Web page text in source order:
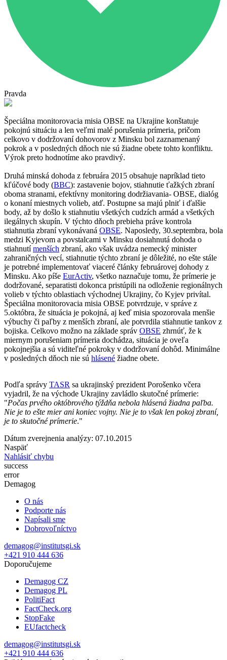
Pravda
Špeciálna monitorovacia misia OBSE na Ukrajine konštatuje
pokojnú situáciu a len veľmi malé porušenia prímeria, pričom
celkovo v dodržovaní dohovorov z Minsku bol zaznamenaný
pokrok a v posledných dňoch nie sú žiadne obete tohto konfliktu.
Výrok preto hodnotíme ako pravdivý.
Druhá minská dohoda z februára 2015 obsahuje napríklad tieto
kľúčové body (BBC): zastavenie bojov, stiahnutie ťažkých zbraní
oboma stranami, efektívny monitoring dodržiavania- OBSE, dialóg
o konaní miestnych volieb, atď. Postupne sa majú plniť i ďalšie
body, až by došlo k stiahnutiu všetkých cudzích armád a všetkých
ilegálnych skupín. V týchto dňoch prebieha práve kontrola
stiahnutia zbraní vykonávaná OBSE. Naposledy, 30.septembra, bola
medzi Kyjevom a povstalcami v Minsku dosiahnutá dohoda o
stiahnutímenších zbraní, ako však uvádza nemecký minister
zahraničných vecí, stiahnutie týchto zbraní je dôležité, no ešte stále
je potrebné implementovať viaceré články februárovej dohody z
Minsku. Ako píše EurActiv, všetko naznačuje tomu, že prímerie je
dodržované, separatisti dokonca pristúpili na odloženie regionálnych
volieb v týchto oblastiach východnej Ukrajiny, čo Kyjev privítal.
Špeciálna monitorovacia misia OBSE potvrdzuje, v správe z
5.októbra, že situácia je pokojná, aj keď misia spozorovala menšie
výbuchy či paľby z menších zbraní, ale potvrdila stiahnutie tankov z
bojiska. Celkovo možno na základe správ OBSE zhrnúť, že k
miernym porušeniam prímeria dochádza, situácia je oveľa
pokojnejšia a sú viditeľné pokroky v dodržovaní dohôd. Minimálne
v posledných dňoch nie sú hlásené žiadne obete.
Podľa správy TASR sa ukrajinský prezident Porošenko včera
vyjadril, že na východe Ukrajiny zavládlo skutočné prímerie:
"Počas prvého októbrového týždňa nebola hlásená žiadna paľba.
Nie je to ešte mier ani koniec vojny. Nie je to však len pokoj zbraní,
je to skutočné prímerie."
Dátum zverejnenia analýzy: 07.10.2015
Naspäť
Nahlásiť chybu
success
error
Demagog
O nás
Podporte nás
Napísali sme
Dobrovoľníctvo
demagog@institutsgi.sk
+421 910 444 636
Doporučujeme
Demagog CZ
Demagog PL
PolitiFact
FactCheck.org
StopFake
EUfactcheck
demagog@institutsgi.sk
+421 910 444 636